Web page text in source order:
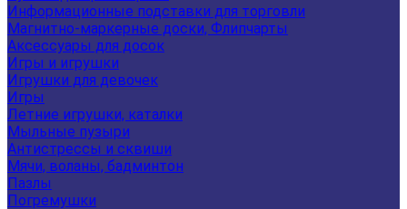
Информационные подставки для торговли
Магнитно-маркерные доски, Флипчарты
Аксессуары для досок
Игры и игрушки
Игрушки для девочек
Игры
Летние игрушки, каталки
Мыльные пузыри
Антистрессы и сквиши
Мячи, воланы, бадминтон
Пазлы
Погремушки